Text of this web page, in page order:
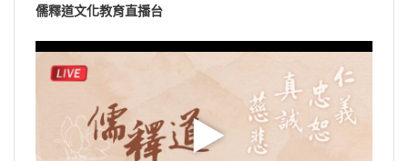
儒釋道文化教育直播台